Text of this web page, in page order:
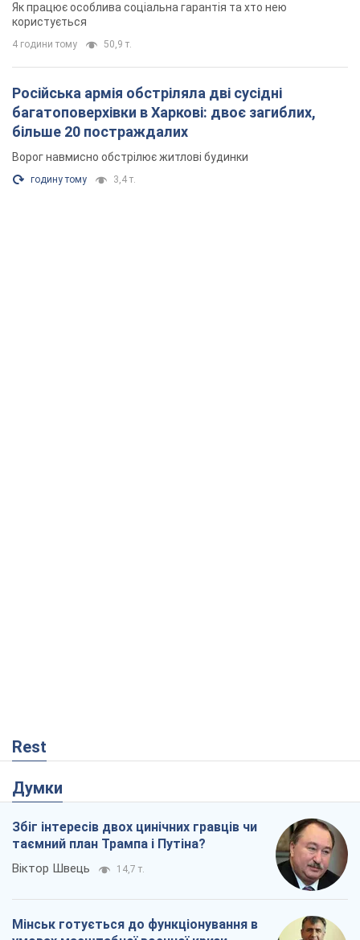
Як працює особлива соціальна гарантія та хто нею
користується
4 години тому 50,9 т.
Російська армія обстріляла дві сусідні
багатоповерхівки в Харкові: двоє загиблих,
більше 20 постраждалих
Ворог навмисно обстрілює житлові будинки
годину тому 3,4 т.
Rest
Думки
Збіг інтересів двох цинічних гравців чи
таємний план Трампа і Путіна?
Віктор Швець 14,7 т.
Мінськ готується до функціонування в